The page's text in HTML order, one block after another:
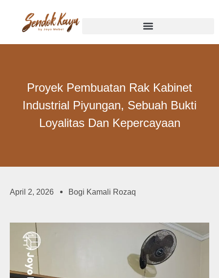
Proyek Pembuatan Rak Kabinet
Industrial Piyungan, Sebuah Bukti
Loyalitas Dan Kepercayaan
April 2, 2026 Bogi Kamali Rozaq